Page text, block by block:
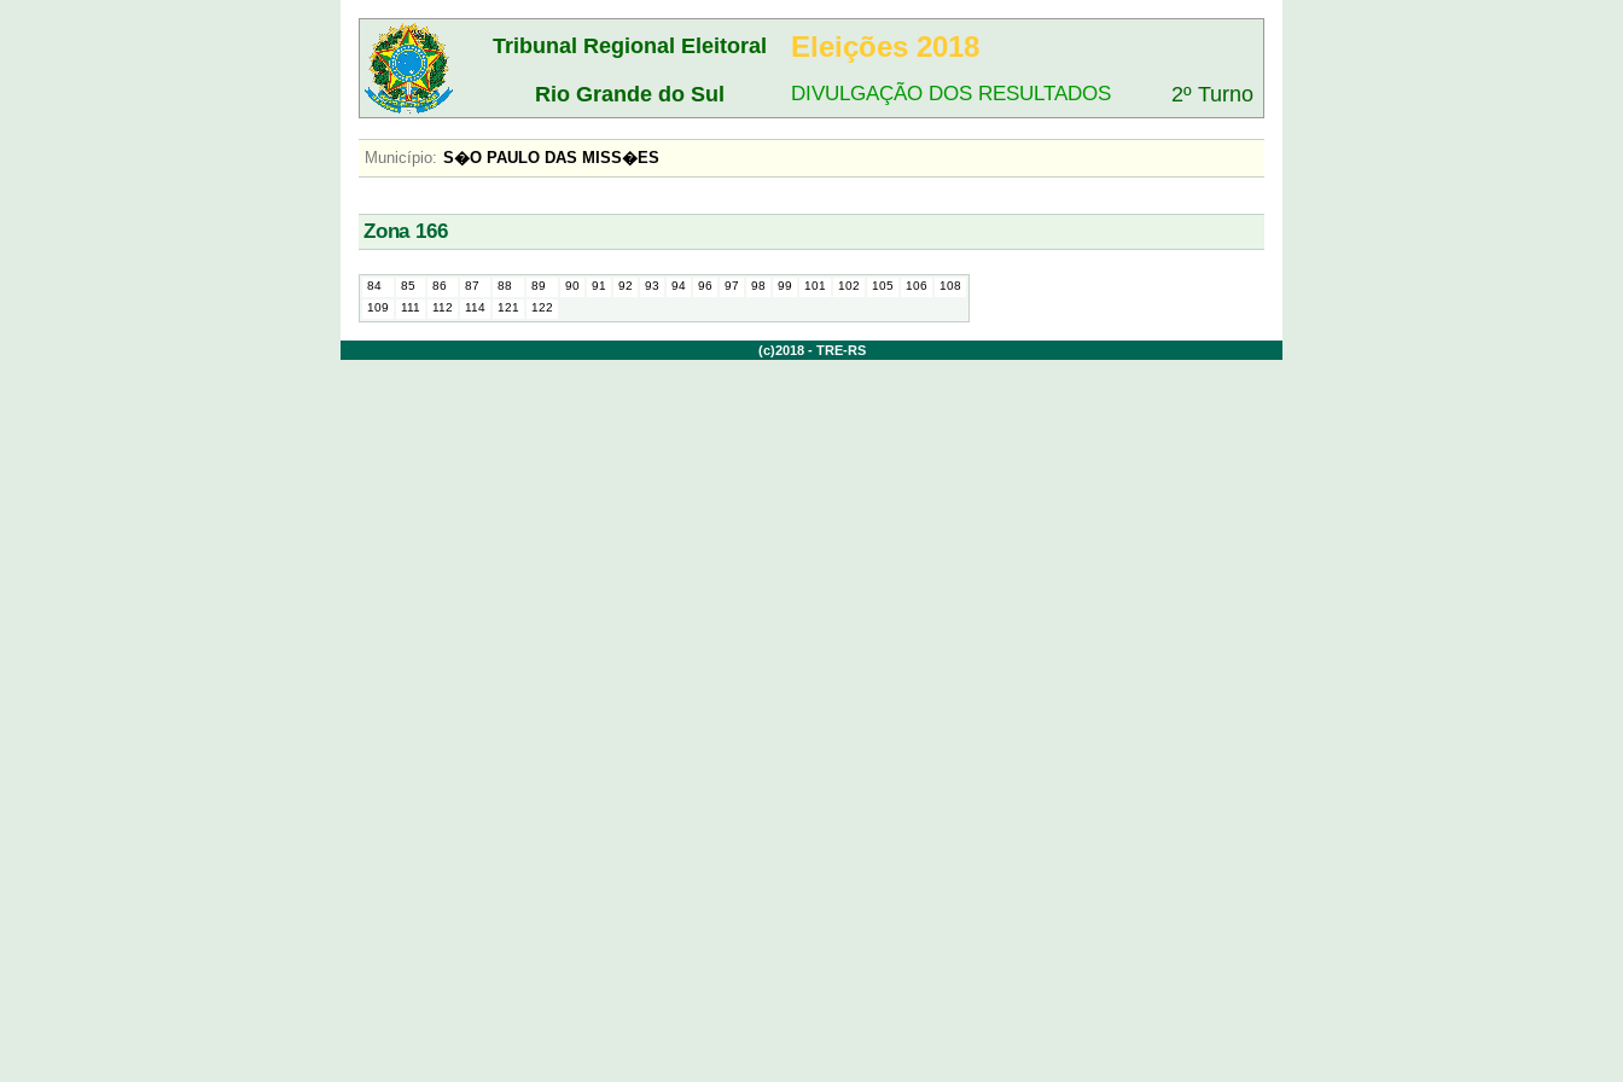
Tribunal Regional Eleitoral Eleições 2018
Rio Grande do Sul DIVULGAÇÃO DOS RESULTADOS 2º Turno
Município: S�O PAULO DAS MISS�ES
Zona 166
84 85 86 87 88 89 90 91 92 93 94 96 97 98 99 101 102 105 106
108
109
111 112 114 121 122
(c)2018 - TRE-RS